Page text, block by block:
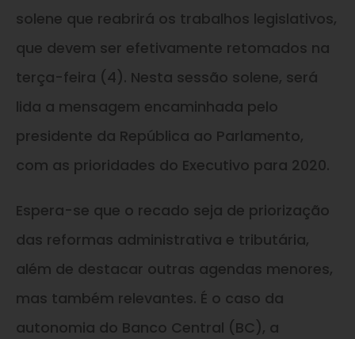
solene que reabrirá os trabalhos legislativos,
que devem ser efetivamente retomados na
terça-feira (4). Nesta sessão solene, será
lida a mensagem encaminhada pelo
presidente da República ao Parlamento,
com as prioridades do Executivo para 2020.
Espera-se que o recado seja de priorização
das reformas administrativa e tributária,
além de destacar outras agendas menores,
mas também relevantes. É o caso da
autonomia do Banco Central (BC), a